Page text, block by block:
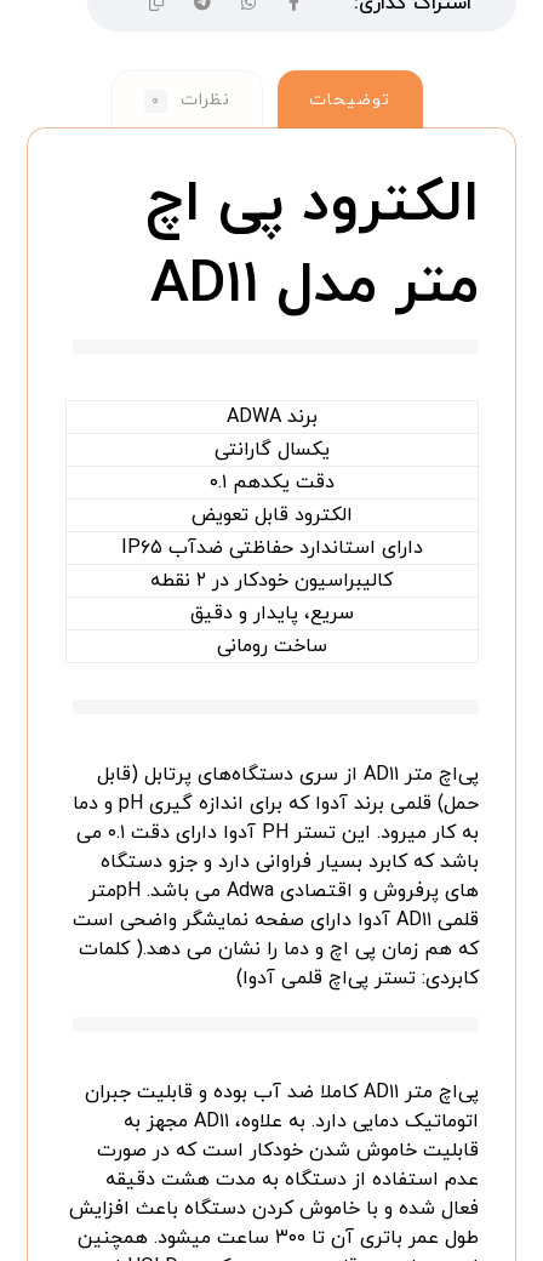
توضیحات نظرات ۰
الکترود پی اچ
متر مدل AD۱۱
برند ADWA
یکسال گارانتی
دقت یکدهم ۰.۱
الکترود قابل تعویض
دارای استاندارد حفاظتی ضدآب IP۶۵
کالیبراسیون خودکار در ۲ نقطه
سریع، پایدار و دقیق
ساخت رومانی
پی‌اچ متر AD۱۱ از سری دستگاه‌های پرتابل (قابل
حمل) قلمی برند آدوا که برای اندازه گیری pH و دما
به کار میرود. این تستر PH آدوا دارای دقت ۰.۱ می
باشد که کابرد بسیار فراوانی دارد و جزو دستگاه
های پرفروش و اقتصادی Adwa می باشد. pHمتر
قلمی AD۱۱ آدوا دارای صفحه نمایشگر واضحی است
که هم زمان پی اچ و دما را نشان می دهد.( کلمات
کابردی: تستر پی‌اچ قلمی آدوا)
پی‌اچ متر AD۱۱ کاملا ضد آب بوده و قابلیت جبران
اتوماتیک دمایی دارد. به علاوه، AD۱۱ مجهز به
قابلیت خاموش شدن خودکار است که در صورت
عدم استفاده از دستگاه به مدت هشت دقیقه
فعال شده و با خاموش کردن دستگاه باعث افزایش
طول عمر باتری آن تا ۳۰۰ ساعت میشود. همچنین